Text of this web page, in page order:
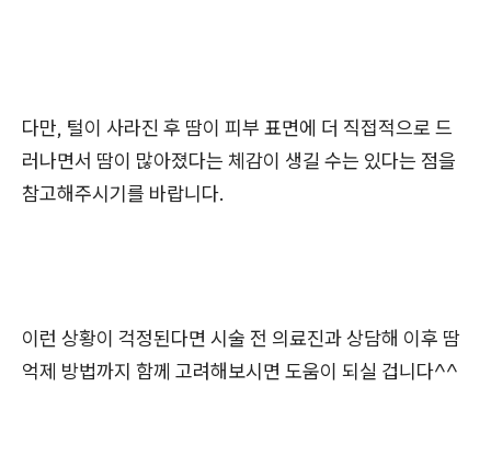
다만, 털이 사라진 후 땀이 피부 표면에 더 직접적으로 드
러나면서 땀이 많아졌다는 체감이 생길 수는 있다는 점을
참고해주시기를 바랍니다.
이런 상황이 걱정된다면 시술 전 의료진과 상담해 이후 땀
억제 방법까지 함께 고려해보시면 도움이 되실 겁니다^^